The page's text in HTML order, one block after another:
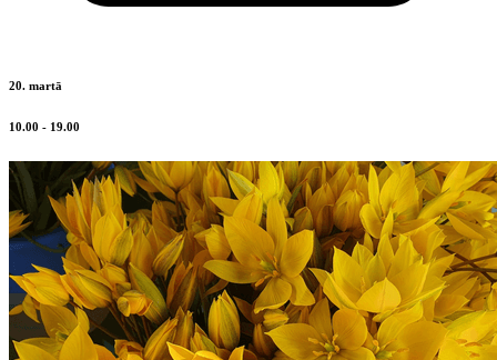
20. martā
10.00 - 19.00